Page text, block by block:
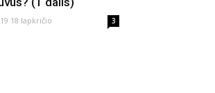
18 lapkričio 3